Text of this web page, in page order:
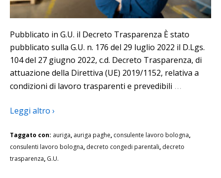
Pubblicato in G.U. il Decreto Trasparenza È stato
pubblicato sulla G.U. n. 176 del 29 luglio 2022 il D.Lgs.
104 del 27 giugno 2022, c.d. Decreto Trasparenza, di
attuazione della Direttiva (UE) 2019/1152, relativa a
condizioni di lavoro trasparenti e prevedibili …
Leggi altro ›
Taggato con: auriga, auriga paghe, consulente lavoro bologna,
consulenti lavoro bologna, decreto congedi parentali, decreto
trasparenza, G.U.